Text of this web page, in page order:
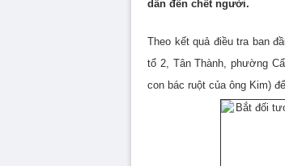
dẫn đến chết người.
Theo kết quả điều tra ban
tổ 2, Tân Thành, phường
con bác ruột của ông Kim)